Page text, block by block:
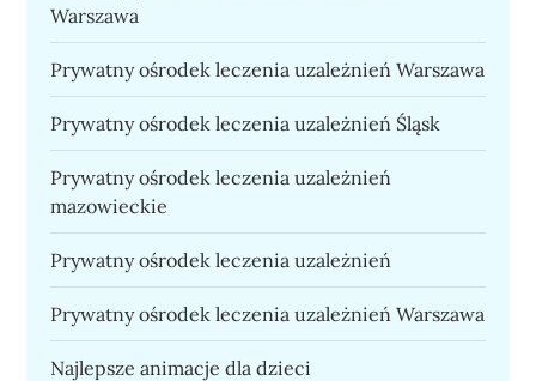
Warszawa
Prywatny ośrodek leczenia uzależnień Warszawa
Prywatny ośrodek leczenia uzależnień Śląsk
Prywatny ośrodek leczenia uzależnień
mazowieckie
Prywatny ośrodek leczenia uzależnień
Prywatny ośrodek leczenia uzależnień Warszawa
Najlepsze animacje dla dzieci